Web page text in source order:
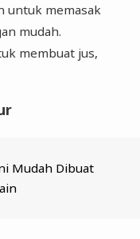
untuk memasak
mudah.
membuat jus,
Mudah Dibuat